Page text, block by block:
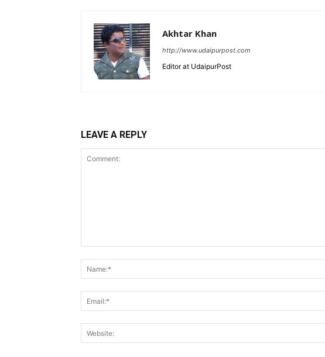
Akhtar Khan
http://www.udaipurpost.com
Editor at UdaipurPost
LEAVE A REPLY